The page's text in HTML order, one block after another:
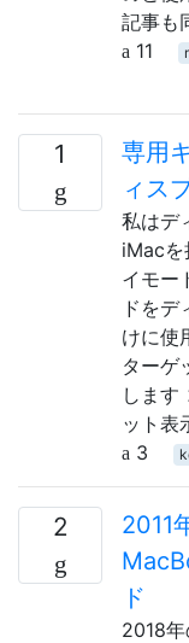
記事も
11
1
専用
ィス
私はデ
iMacを
イモー
ドを
けに使
ターゲ
します
ット表
3
2
2011
ド
2018